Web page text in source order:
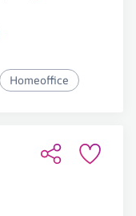
Homeoffice